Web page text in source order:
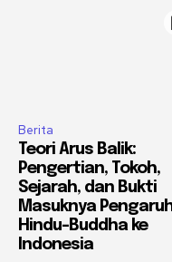
Berita
Teori Arus Balik:
Pengertian, Tokoh,
Sejarah, dan Bukti
Masuknya
Hindu-Buddha ke
Indonesia